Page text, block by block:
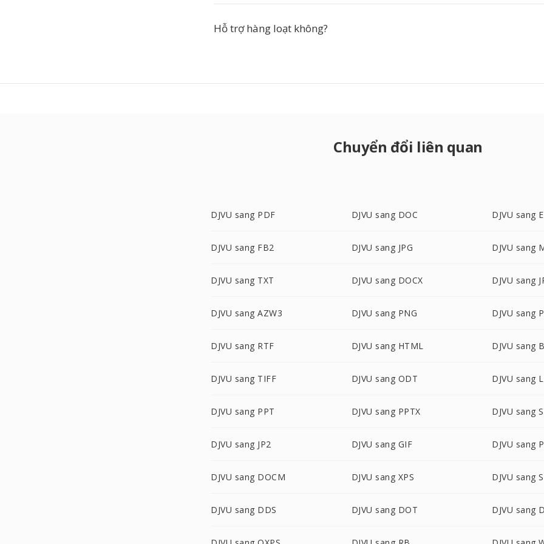
Hỗ trợ hàng loạt không?
Chuyển đổi liên quan
DJVU sang PDF DJVU sang DOC DJVU sang
DJVU sang FB2 DJVU sang JPG DJVU sang
DJVU sang TXT DJVU sang DOCX DJVU sang
DJVU sang AZW3 DJVU sang PNG DJVU sang
DJVU sang RTF DJVU sang HTML DJVU sang
DJVU sang TIFF DJVU sang ODT DJVU sang
DJVU sang PPT DJVU sang PPTX DJVU sang
DJVU sang JP2 DJVU sang GIF DJVU sang
DJVU sang DOCM DJVU sang XPS DJVU sang
DJVU sang DDS DJVU sang DOT DJVU sang